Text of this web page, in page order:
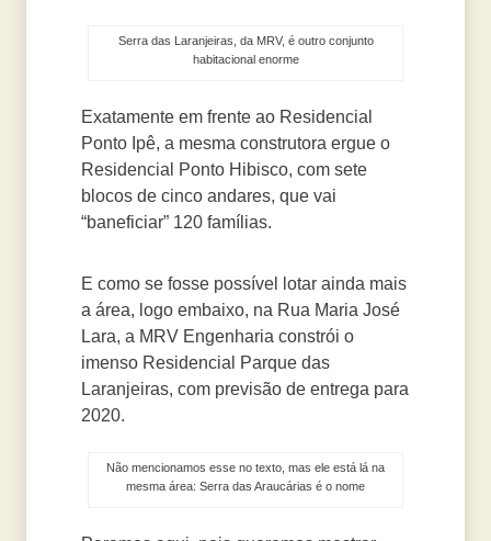
Serra das Laranjeiras, da MRV, é outro conjunto
habitacional enorme
Exatamente em frente ao Residencial
Ponto Ipê, a mesma construtora ergue o
Residencial Ponto Hibisco, com sete
blocos de cinco andares, que vai
“baneficiar” 120 famílias.
E como se fosse possível lotar ainda mais
a área, logo embaixo, na Rua Maria José
Lara, a MRV Engenharia constrói o
imenso Residencial Parque das
Laranjeiras, com previsão de entrega para
2020.
Não mencionamos esse no texto, mas ele está lá na
mesma área: Serra das Araucárias é o nome